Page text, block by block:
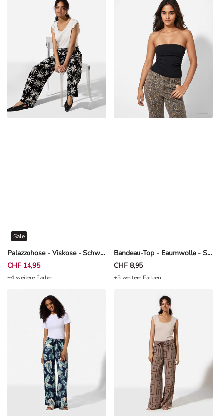
Palazzohose - Viskose - Schwarz
Sale
CHF 14,95
+4 weitere Farben
Bandeau-Top - Baumwolle - Schwarz
CHF 8,95
+3 weitere Farben